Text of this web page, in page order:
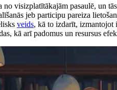
no visizplatītākajām pasaulē, un
jeb participu pareiza
veids, kā to izdarīt, izmantojot
kā arī padomus un resursus